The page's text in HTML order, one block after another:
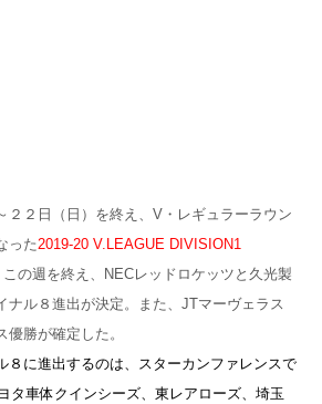
２日（日）を終え、V・レギュラーラウン
った2019-20 V.LEAGUE DIVISION1
この週を終え、NECレッドロケッツと久光製
ナル８進出が決定。また、JTマーヴェラス
勝が確定した。
に進出するのは、スターカンファレンスで
タ車体クインシーズ、東レアローズ、埼玉